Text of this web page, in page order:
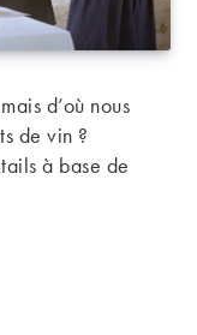
d’où nous
de vin ?
à base de